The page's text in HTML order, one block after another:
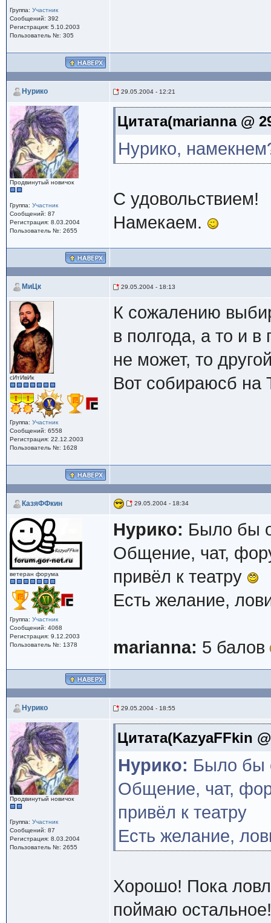
Группа: Участник
Сообщений: 392
Регистрация: 5.10.2003
Пользователь №: 305
Нурико 29.05.2004 - 12:21
Продвинутый новичок
Группа: Участник
Сообщений: 87
Регистрация: 8.03.2004
Пользователь №: 2655
Цитата(marianna @
Нурико,
С удовольствием!
Намекаем.
МиЦк 29.05.2004 - 18:13
сИтИвИк
Группа: Участник
Сообщений: 6558
Регистрация: 22.12.2003
Пользователь №: 1628
К сожалению
в полгода, а то и в
не может, то
Вот собираюсб на
КазяФФкин 29.05.2004 - 18:34
ветеран форума
Группа: Участник
Сообщений: 4068
Регистрация: 9.12.2003
Пользователь №: 1378
Нурико: Было бы
Общение, чат,
привёл к театру
Есть желание,
marianna: 5 балов
Нурико 29.05.2004 - 18:55
Продвинутый новичок
Группа: Участник
Сообщений: 87
Регистрация: 8.03.2004
Пользователь №: 2655
Цитата(KazyaFFkin
Нурико: Было бы
Общение, чат,
привёл к театру
Есть желание,
Хорошо! Пока
поймаю